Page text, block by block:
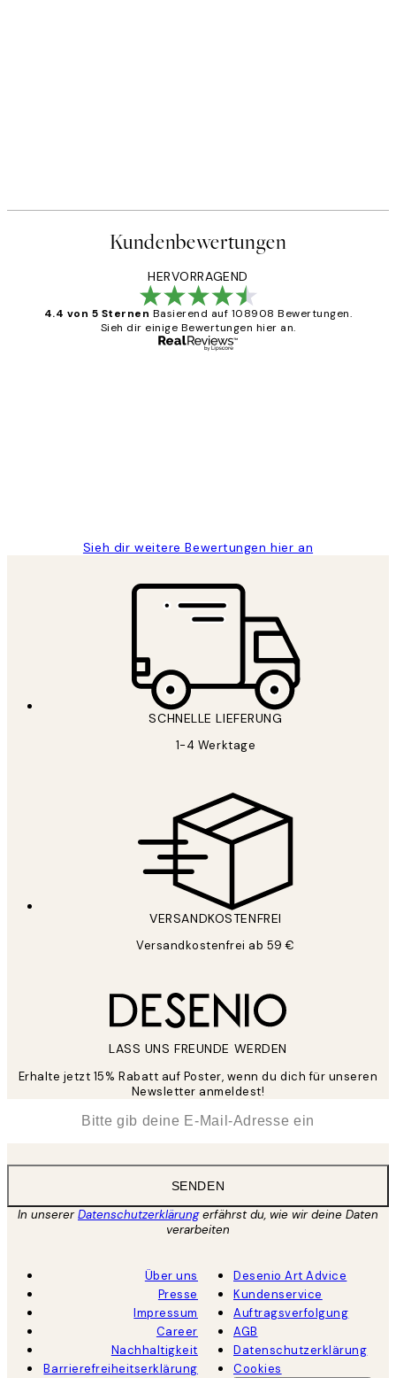
Kundenbewertungen
HERVORRAGEND
4.4 von 5 Sternen Basierend auf 108908 Bewertungen.
Sieh dir einige Bewertungen hier an.
Sieh dir weitere Bewertungen hier an
SCHNELLE LIEFERUNG
1-4 Werktage
VERSANDKOSTENFREI
Versandkostenfrei ab 59 €
LASS UNS FREUNDE WERDEN
Erhalte jetzt 15% Rabatt auf Poster, wenn du dich für unseren
Newsletter anmeldest!
SENDEN
In unsererDatenschutzerklärungerfährst du, wie wir deine Daten
verarbeiten
Über uns
Presse
Impressum
Career
Nachhaltigkeit
Barrierefreiheitserklärung
Desenio Art Advice
Kundenservice
Auftragsverfolgung
AGB
Datenschutzerklärung
Cookies